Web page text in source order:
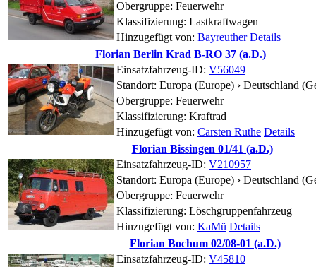
Obergruppe: Feuerwehr
Klassifizierung: Lastkraftwagen
Hinzugefügt von: Bayreuther Details
Florian Berlin Krad B-RO 37 (a.D.)
Einsatzfahrzeug-ID: V56049
Standort: Europa (Europe) › Deutschland
Obergruppe: Feuerwehr
Klassifizierung: Kraftrad
Hinzugefügt von: Carsten Ruthe Details
Florian Bissingen 01/41 (a.D.)
Einsatzfahrzeug-ID: V210957
Standort: Europa (Europe) › Deutschland
Obergruppe: Feuerwehr
Klassifizierung: Löschgruppenfahrzeug
Hinzugefügt von: KaMü Details
Florian Bochum 02/08-01 (a.D.)
Einsatzfahrzeug-ID: V45810